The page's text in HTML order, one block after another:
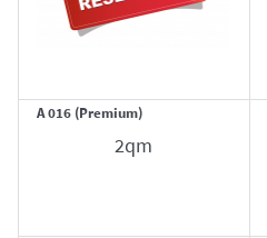
A 016 (Premium)
2qm